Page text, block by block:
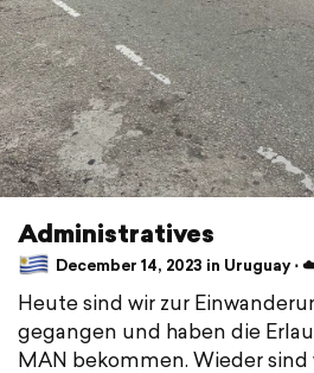
Administratives
December 14, 2023 in Uruguay ⋅
Heute sind wir zur
gegangen und haben die
MAN bekommen. Wieder